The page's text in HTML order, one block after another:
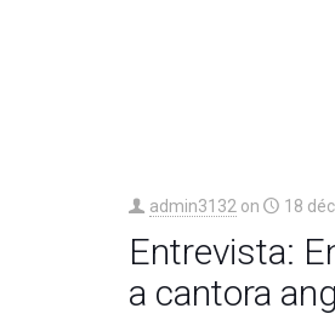
admin3132 on 18
Entrevista:
a cantora